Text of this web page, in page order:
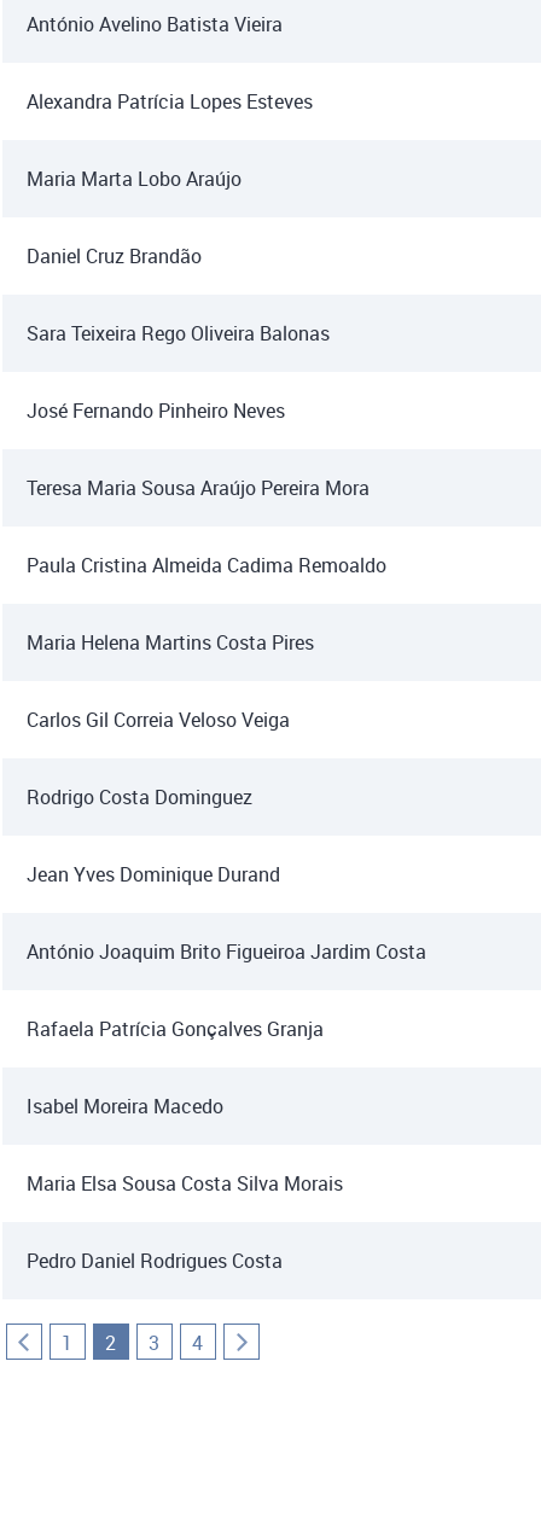
António Avelino Batista Vieira
Alexandra Patrícia Lopes Esteves
Maria Marta Lobo Araújo
Daniel Cruz Brandão
Sara Teixeira Rego Oliveira Balonas
José Fernando Pinheiro Neves
Teresa Maria Sousa Araújo Pereira Mora
Paula Cristina Almeida Cadima Remoaldo
Maria Helena Martins Costa Pires
Carlos Gil Correia Veloso Veiga
Rodrigo Costa Dominguez
Jean Yves Dominique Durand
António Joaquim Brito Figueiroa Jardim Costa
Rafaela Patrícia Gonçalves Granja
Isabel Moreira Macedo
Maria Elsa Sousa Costa Silva Morais
Pedro Daniel Rodrigues Costa
1 2 3 4